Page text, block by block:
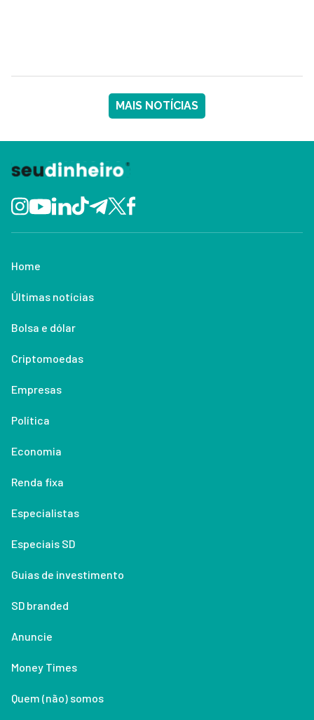
MAIS NOTÍCIAS
Home
Últimas notícias
Bolsa e dólar
Criptomoedas
Empresas
Política
Economia
Renda fixa
Especialistas
Especiais SD
Guias de investimento
SD branded
Anuncie
Money Times
Quem (não) somos